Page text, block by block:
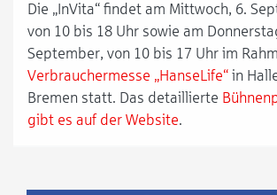
Die „InVita“ findet am Mittwoch, 6.
von 10 bis 18 Uhr sowie am
September, von 10 bis 17 Uhr im
Verbrauchermesse „HanseLife“ in
Bremen statt. Das detaillierte
gibt es auf der Website.